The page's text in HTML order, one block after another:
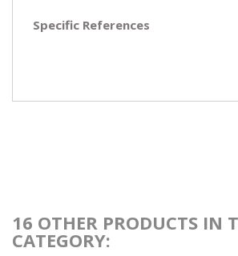
Specific References
16 OTHER PRODUCTS IN
CATEGORY: